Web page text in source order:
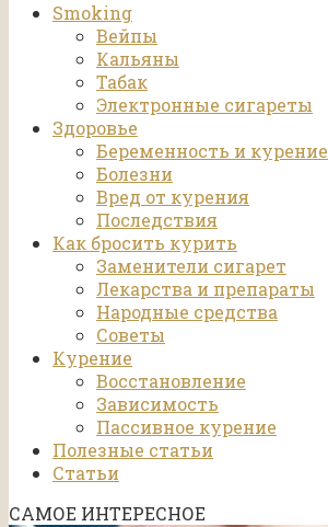
Smoking
Вейпы
Кальяны
Табак
Электронные сигареты
Здоровье
Беременность и курение
Болезни
Вред от курения
Последствия
Как бросить курить
Заменители сигарет
Лекарства и препараты
Народные средства
Советы
Курение
Восстановление
Зависимость
Пассивное курение
Полезные статьи
Статьи
САМОЕ ИНТЕРЕСНОЕ